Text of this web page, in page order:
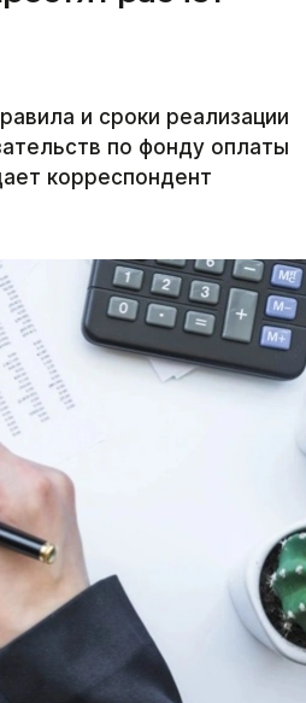
и сроки реализации
по фонду оплаты
корреспондент